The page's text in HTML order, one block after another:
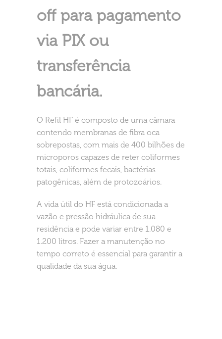
off para pagamento
via PIX ou
transferência
bancária.
O Refil HF é composto de uma câmara
contendo membranas de fibra oca
sobrepostas, com mais de 400 bilhões de
microporos capazes de reter coliformes
totais, coliformes fecais, bactérias
patogênicas, além de protozoários.
A vida útil do HF está condicionada a
vazão e pressão hidráulica de sua
residência e pode variar entre 1.080 e
1.200 litros. Fazer a manutenção no
tempo correto é essencial para garantir a
qualidade da sua água.